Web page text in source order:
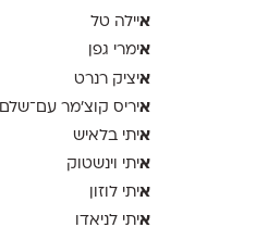
איילה טל
אימרי גפן
איציק רנרט
איריס קוצ׳מר עם־שלם
איתי בלאיש
איתי וינשטוק
איתי לוזון
איתי לניאדו